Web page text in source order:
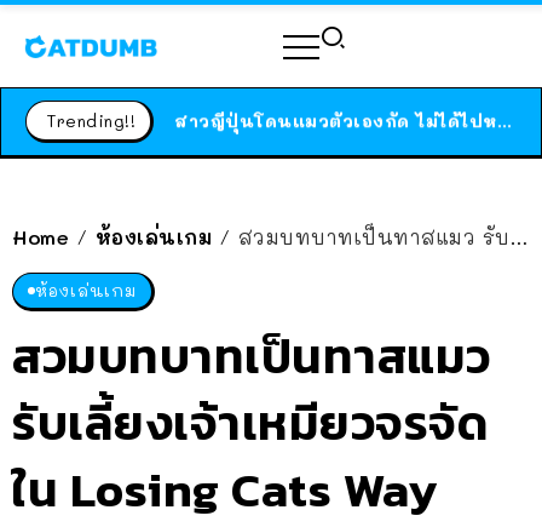
Trending!! ได้เวลาเด็กหนวดรวมตัว RF Online Next เปิดให้เล่นแล้ว เกม Sci-Fi MMORPG ระดับตำนาน เล่นได้ทั้งมือถือและ PC
Home / ห้องเล่นเกม / สวมบทบาทเป็นทาสแมว รับเลี้ยงเจ้าเหมียวจรจัด ใน Losing Cats Way
ห้องเล่นเกม
สวมบทบาทเป็นทาสแมว
รับเลี้ยงเจ้าเหมียวจรจัด
ใน Losing Cats Way